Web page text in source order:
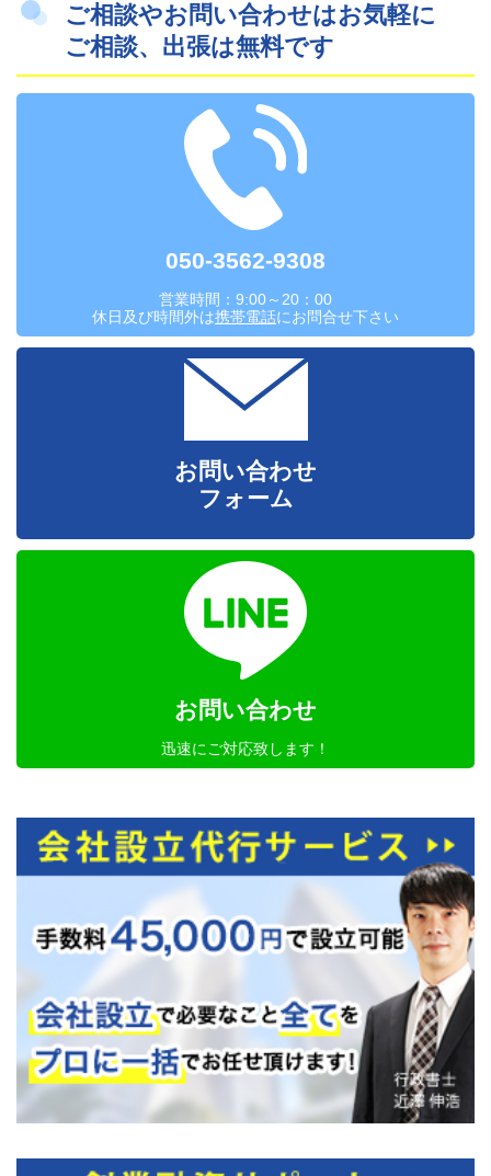
ご相談やお問い合わせはお気軽に
ご相談、出張は無料です
050-3562-9308
営業時間：9:00～20：00
休日及び時間外は携帯電話にお問合せ下さい
お問い合わせ
フォーム
お問い合わせ
迅速にご対応致します！